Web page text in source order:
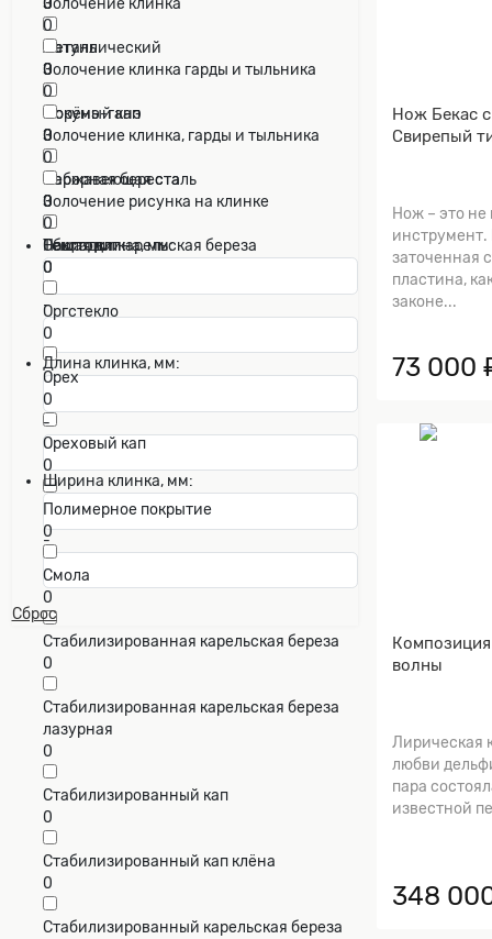
0
Латунь
0
Морёный кап
0
Наборная береста
0
Накладки карельская береза
0
Оргстекло
0
Орех
0
Ореховый кап
0
Полимерное покрытие
0
Смола
0
Стабилизированная карельская береза
0
Стабилизированная карельская береза
лазурная
0
Стабилизированный кап
0
Стабилизированный кап клёна
0
Стабилизированный карельская береза
0
Металлический
0
Мокумэ-ганэ
0
Нержавеющая сталь
0
Текстолит
0
Золочение клинка
0
Золочение клинка гарды и тыльника
0
Золочение клинка, гарды и тыльника
0
Золочение рисунка на клинке
0
Общая длина, мм:
-
Длина клинка, мм:
-
Ширина клинка, мм:
-
Сброс
Нож Бекас
Свирепый
Нож – это не
инструмент.
заточенная
пластина,
законе...
73 000
волны
Лирическая
любви
пара
известной
348